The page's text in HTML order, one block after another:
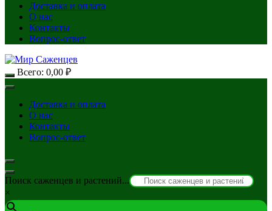
Доставка и оплата
О нас
Контакты
Вопрос-ответ
Всего: 0,00 ₽
Доставка и оплата
О нас
Контакты
Вопрос-ответ
Поиск саженцев и растений...
×